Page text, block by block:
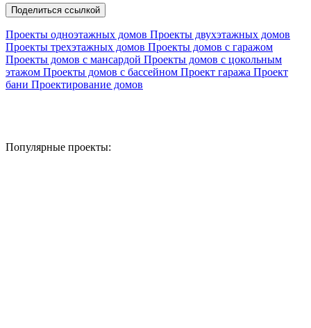
Поделиться ссылкой
Проекты одноэтажных домов Проекты двухэтажных домов
Проекты трехэтажных домов Проекты домов с гаражом
Проекты домов с мансардой Проекты домов с цокольным
этажом Проекты домов с бассейном Проект гаража Проект
бани Проектирование домов
Популярные проекты: